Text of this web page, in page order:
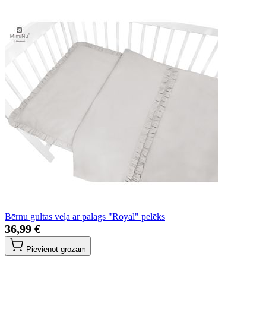
Bērnu gultas veļa ar palags "Royal" pelēks
36,99 €
Pievienot grozam